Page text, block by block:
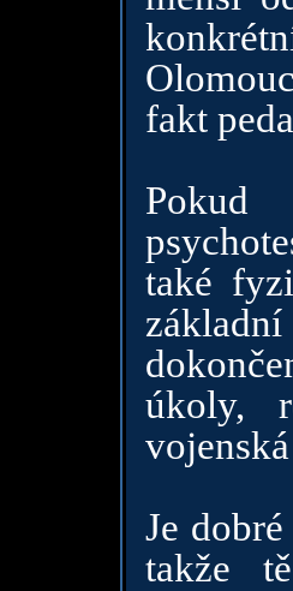
fakt
Pokud
také
úkoly,
Je
takže